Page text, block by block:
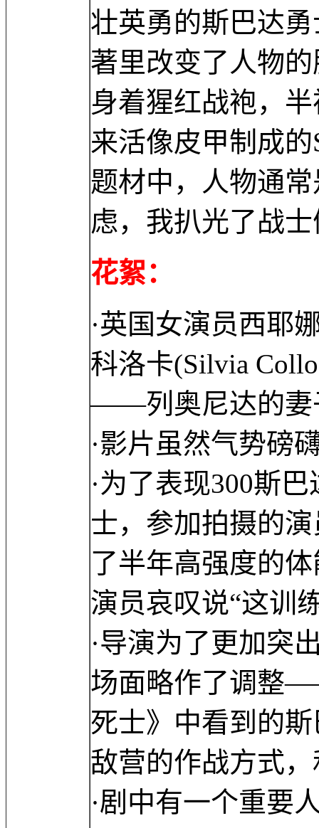
壮英勇的斯巴达
著里改变了人物
身着猩红战袍，
来活像皮甲制成的
题材中，人物通
虑，我扒光了战
花絮：
·英国女演员西耶
科洛卡(Silvia
——列奥尼达的妻
·影片虽然气势磅
·为了表现300斯
士，参加拍摄的
了半年高强度的
演员哀叹说“这训
·导演为了更加突
场面略作了调整
死士》中看到的
敌营的作战方式
·剧中有一个重要